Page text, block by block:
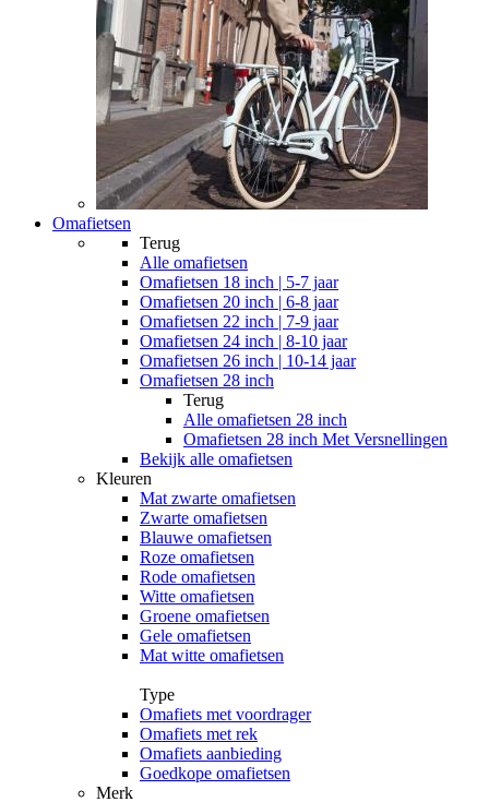
Omafietsen
Terug
Alle omafietsen
Omafietsen 18 inch | 5-7 jaar
Omafietsen 20 inch | 6-8 jaar
Omafietsen 22 inch | 7-9 jaar
Omafietsen 24 inch | 8-10 jaar
Omafietsen 26 inch | 10-14 jaar
Omafietsen 28 inch
Terug
Alle omafietsen 28 inch
Omafietsen 28 inch Met Versnellingen
Bekijk alle omafietsen
Kleuren
Mat zwarte omafietsen
Zwarte omafietsen
Blauwe omafietsen
Roze omafietsen
Rode omafietsen
Witte omafietsen
Groene omafietsen
Gele omafietsen
Mat witte omafietsen
Type
Omafiets met voordrager
Omafiets met rek
Omafiets aanbieding
Goedkope omafietsen
Merk